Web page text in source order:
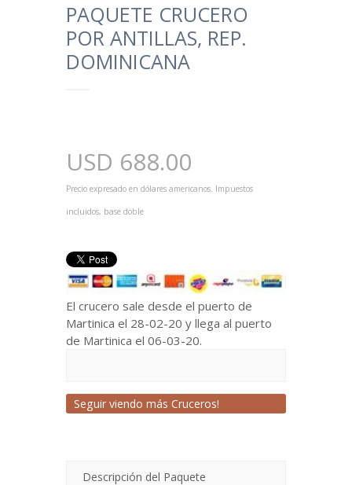
PAQUETE CRUCERO
POR ANTILLAS, REP.
DOMINICANA
USD 688.00
Precio expresado en dólares americanos. Impuestos
incluidos, base doble
El crucero sale desde el puerto de
Martinica el 28-02-20 y llega al puerto
de Martinica el 06-03-20.
Seguir viendo más Cruceros!
Descripción del Paquete